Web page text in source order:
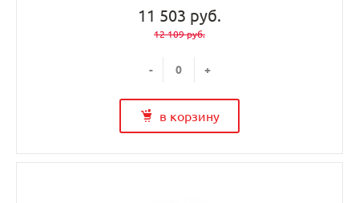
11 503 руб.
12 109 руб.
- +
в корзину